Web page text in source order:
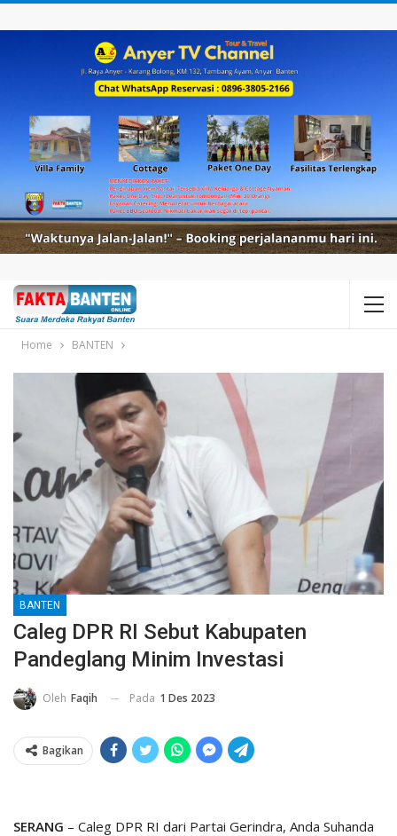
Home BANTEN
BANTEN
Caleg DPR RI Sebut Kabupaten
Pandeglang Minim Investasi
Oleh Faqih Pada 1 Des 2023
Bagikan
SERANG – Caleg DPR RI dari Partai Gerindra, Anda Suhanda